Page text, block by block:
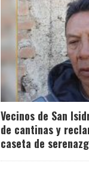
Vecinos de San
de cantinas y
caseta de